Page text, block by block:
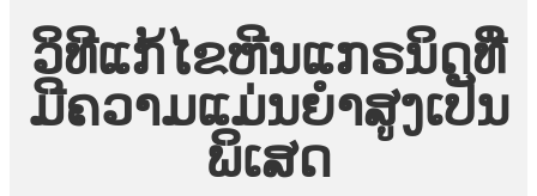
ວິທີແກ້ໄຂຫີນແກຣນິດທີ່
ມີຄວາມແມ່ນຍໍາສູງເປັນ
ພິເສດ